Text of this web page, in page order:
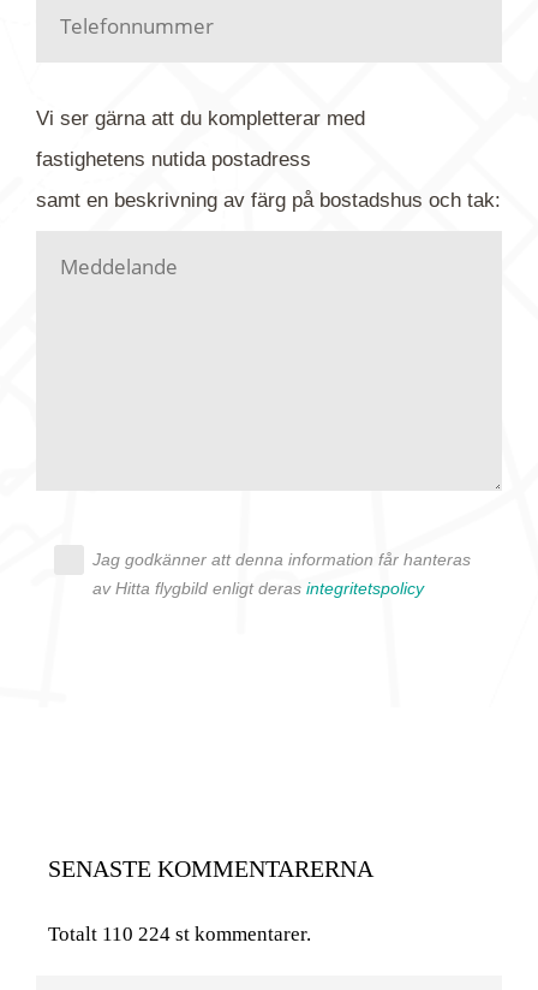
Har du kanske en urblekt flygbild ber vi dig titta på
kontaktar dig så fort vi kan, givetvis utan
Vi ser gärna att du kompletterar med
fastighetens nutidapostadress
samt en beskrivning av färg på bostadshus och tak:
Jag godkänner att denna information får hanteras
av Hitta flygbild enligt deras integritetspolicy
SENASTE KOMMENTARERNA
Totalt 110 224 st kommentarer.